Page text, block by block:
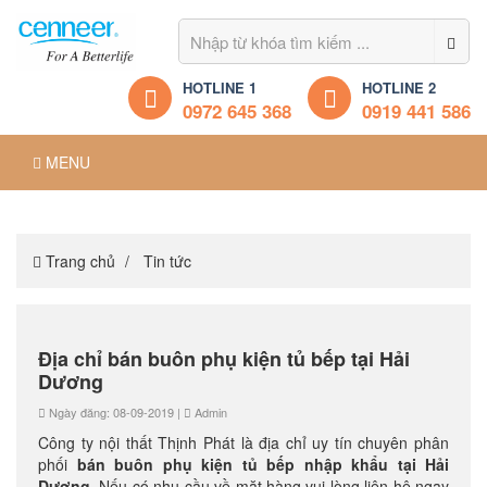
HOTLINE 1
0972 645 368
HOTLINE 2
0919 441 586
MENU
Trang chủ Tin tức
Địa chỉ bán buôn phụ kiện tủ bếp tại Hải
Dương
Ngày đăng: 08-09-2019 | Admin
Công ty nội thất Thịnh Phát là địa chỉ uy tín chuyên phân
phối bán buôn phụ kiện tủ bếp nhập khẩu tại Hải